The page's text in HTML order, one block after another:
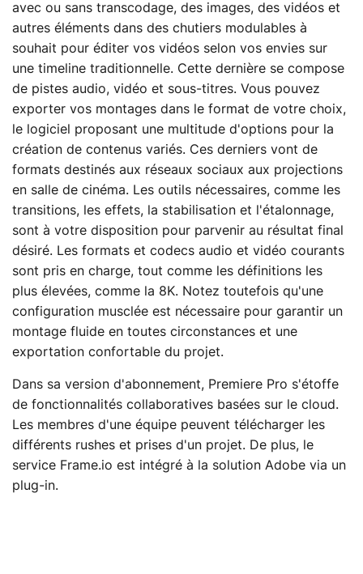
avec ou sans transcodage, des images, des vidéos et
autres éléments dans des chutiers modulables à
souhait pour éditer vos vidéos selon vos envies sur
une timeline traditionnelle. Cette dernière se compose
de pistes audio, vidéo et sous-titres. Vous pouvez
exporter vos montages dans le format de votre choix,
le logiciel proposant une multitude d'options pour la
création de contenus variés. Ces derniers vont de
formats destinés aux réseaux sociaux aux projections
en salle de cinéma. Les outils nécessaires, comme les
transitions, les effets, la stabilisation et l'étalonnage,
sont à votre disposition pour parvenir au résultat final
désiré. Les formats et codecs audio et vidéo courants
sont pris en charge, tout comme les définitions les
plus élevées, comme la 8K. Notez toutefois qu'une
configuration musclée est nécessaire pour garantir un
montage fluide en toutes circonstances et une
exportation confortable du projet.
Dans sa version d'abonnement, Premiere Pro s'étoffe
de fonctionnalités collaboratives basées sur le cloud.
Les membres d'une équipe peuvent télécharger les
différents rushes et prises d'un projet. De plus, le
service Frame.io est intégré à la solution Adobe via un
plug-in.